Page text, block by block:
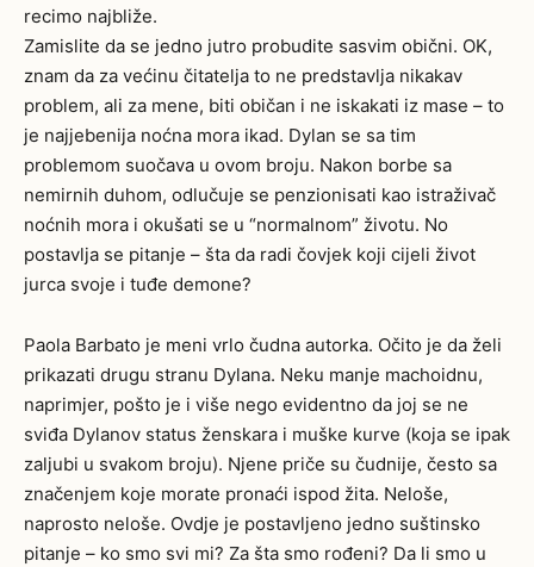
recimo najbliže.
Zamislite da se jedno jutro probudite sasvim obični. OK,
znam da za većinu čitatelja to ne predstavlja nikakav
problem, ali za mene, biti običan i ne iskakati iz mase – to
je najjebenija noćna mora ikad. Dylan se sa tim
problemom suočava u ovom broju. Nakon borbe sa
nemirnih duhom, odlučuje se penzionisati kao istraživač
noćnih mora i okušati se u “normalnom” životu. No
postavlja se pitanje – šta da radi čovjek koji cijeli život
jurca svoje i tuđe demone?
Paola Barbato je meni vrlo čudna autorka. Očito je da želi
prikazati drugu stranu Dylana. Neku manje machoidnu,
naprimjer, pošto je i više nego evidentno da joj se ne
sviđa Dylanov status ženskara i muške kurve (koja se ipak
zaljubi u svakom broju). Njene priče su čudnije, često sa
značenjem koje morate pronaći ispod žita. Neloše,
naprosto neloše. Ovdje je postavljeno jedno suštinsko
pitanje – ko smo svi mi? Za šta smo rođeni? Da li smo u